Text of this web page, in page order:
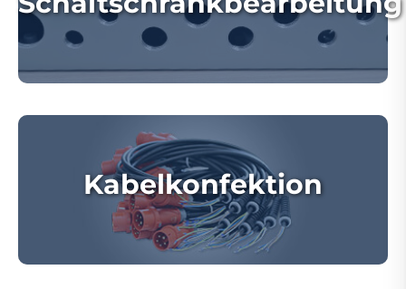
Kabelkonfektion